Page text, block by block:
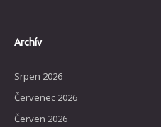
Archív
Srpen 2026
Červenec 2026
Červen 2026